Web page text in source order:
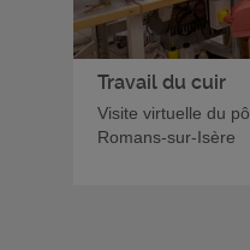
Travail du cuir
Visite virtuelle du
Romans-sur-Isère